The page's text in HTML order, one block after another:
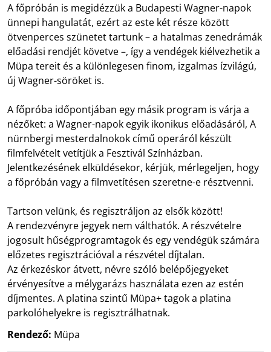
A főpróbán is megidézzük a Budapesti Wagner-napok
ünnepi hangulatát, ezért az este két része között
ötvenperces szünetet tartunk – a hatalmas zenedrámák
előadási rendjét követve –, így a vendégek kiélvezhetik a
Müpa tereit és a különlegesen finom, izgalmas ízvilágú,
új Wagner-söröket is.
A főpróba időpontjában egy másik program is várja a
nézőket: a Wagner-napok egyik ikonikus előadásáról, A
nürnbergi mesterdalnokok című operáról készült
filmfelvételt vetítjük a Fesztivál Színházban.
Jelentkezésének elküldésekor, kérjük, mérlegeljen, hogy
a főpróbán vagy a filmvetítésen szeretne-e résztvenni.
Tartson velünk, és regisztráljon az elsők között!
A rendezvényre jegyek nem válthatók. A részvételre
jogosult hűségprogramtagok és egy vendégük számára
előzetes regisztrációval a részvétel díjtalan.
Az érkezéskor átvett, névre szóló belépőjegyeket
érvényesítve a mélygarázs használata ezen az estén
díjmentes. A platina szintű Müpa+ tagok a platina
parkolóhelyekre is regisztrálhatnak.
Rendező: Müpa